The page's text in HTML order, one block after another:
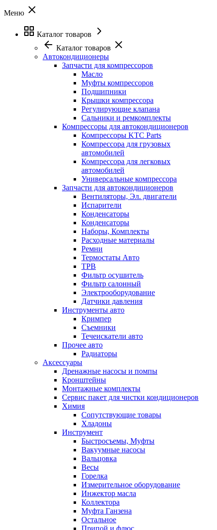
Меню
Каталог товаров
Каталог товаров
Автокондиционеры
Запчасти для компрессоров
Масло
Муфты компрессоров
Подшипники
Крышки компрессора
Регулирующие клапана
Сальники и ремкомплекты
Компрессоры для автокондиционеров
Компрессоры KTC Parts
Компрессора для грузовых
автомобилей
Компрессора для легковых
автомобилей
Универсальные компрессора
Запчасти для автокондиционеров
Вентиляторы, Эл. двигатели
Испарители
Конденсаторы
Конденсаторы
Наборы, Комплекты
Расходные материалы
Ремни
Термостаты Авто
ТРВ
Фильтр осушитель
Фильтр салонный
Электрооборудование
Датчики давления
Инструменты авто
Кримпер
Съемники
Течеискатели авто
Прочее авто
Радиаторы
Аксессуары
Дренажные насосы и помпы
Кронштейны
Монтажные комплекты
Сервис пакет для чистки кондиционеров
Химия
Сопутствующие товары
Хладоны
Инструмент
Быстросъемы, Муфты
Вакуумные насосы
Вальцовка
Весы
Горелка
Измерительное оборудование
Инжектор масла
Коллектора
Муфта Ганзена
Остальное
Припой и флюс